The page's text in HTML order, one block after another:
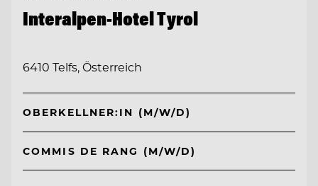
Interalpen-Hotel Tyrol
6410 Telfs, Österreich
OBERKELLNER:IN (M/W/D)
COMMIS DE RANG (M/W/D)